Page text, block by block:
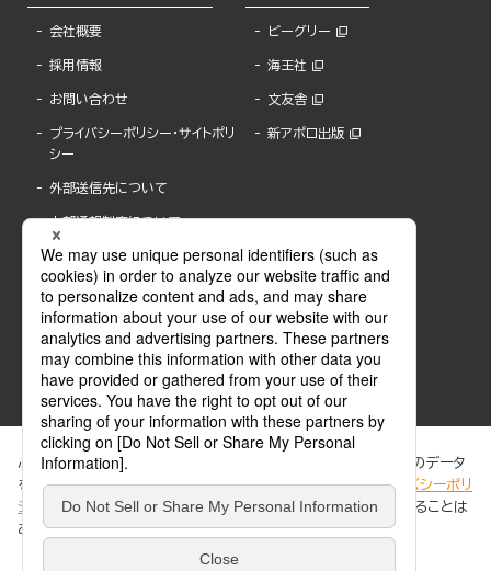
会社概要
採用情報
お問い合わせ
プライバシーポリシー・サイトポリ
シー
外部送信先について
内部通報制度について
ビーグリー
海王社
文友舎
新アポロ出版
ABJマークは、この電子書店・電子書籍配信サービスが、著作権者からコンテンツ使用許諾を
得た正規版配信サービスであることを示す登録商標(登録番号 第6091713号)です。
ABJマークの詳細、ABJマークを掲示しているサービスの一覧はこちら。
ぶんか社が運営するサイトでは、利便性向上のためにCookie等のデータ
を使用しています。 当社のCookieについての詳細は、「プライバシーポリ
シー
」をご覧ください。当サイトでは、訪問者の個人情報を追跡することは
ありません。